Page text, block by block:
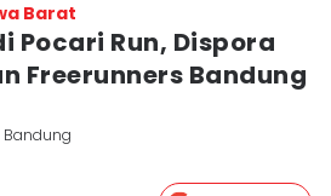
Barat
Pocari Run, Dispora
Freerunners Bandung
Bandung